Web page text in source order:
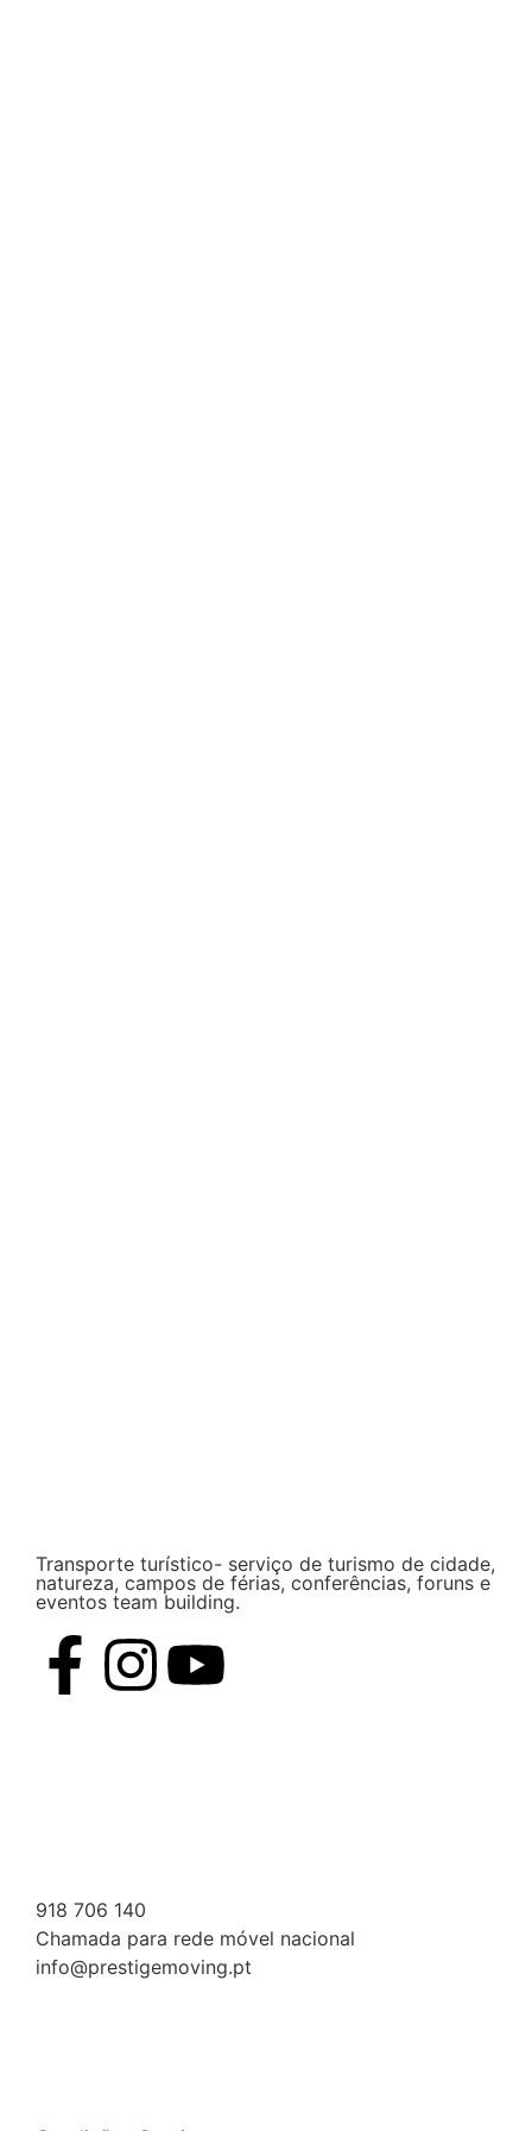
Transporte turístico- serviço de turismo de cidade,
natureza, campos de férias, conferências, foruns e
eventos team building.
918 706 140
Chamada para rede móvel nacional
info@prestigemoving.pt